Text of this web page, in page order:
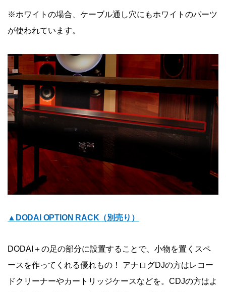
※ホワイトの場合、ケーブル通し穴にもホワイトのパーツ
が使われています。
▲DODAI OPTION RACK（別売り）
DODAI＋の足の部分に設置することで、小物を置くスペ
ースを作ってくれる優れもの！ アナログDJの方はレコー
ドクリーナーやカートリッジケースなどを。CDJの方はよ